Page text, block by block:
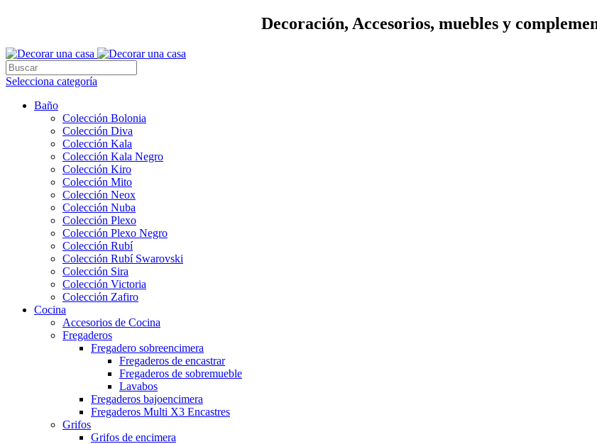
Decoración, Accesorios, muebles y
Selecciona categoría
Baño
Colección Bolonia
Colección Diva
Colección Kala
Colección Kala Negro
Colección Kiro
Colección Mito
Colección Neox
Colección Nuba
Colección Plexo
Colección Plexo Negro
Colección Rubí
Colección Rubí Swarovski
Colección Sira
Colección Victoria
Colección Zafiro
Cocina
Accesorios de Cocina
Fregaderos
Fregadero sobreencimera
Fregaderos de encastrar
Fregaderos de sobremueble
Lavabos
Fregaderos bajoencimera
Fregaderos Multi X3 Encastres
Grifos
Grifos de encimera